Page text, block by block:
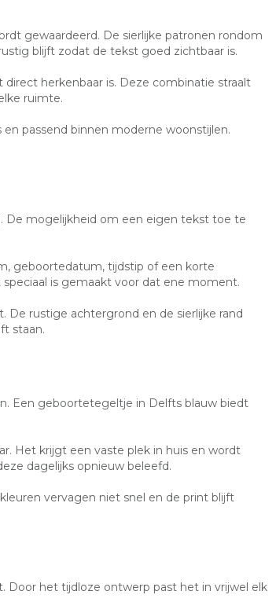
gewaardeerd. De sierlijke patronen rondom
blijft zodat de tekst goed zichtbaar is.
herkenbaar is. Deze combinatie straalt
ruimte.
passend binnen moderne woonstijlen.
De mogelijkheid om een eigen tekst toe te
geboortedatum, tijdstip of een korte
is gemaakt voor dat ene moment.
rustige achtergrond en de sierlijke rand
staan.
Een geboortetegeltje in Delfts blauw biedt
Het krijgt een vaste plek in huis en wordt
dagelijks opnieuw beleefd.
vervagen niet snel en de print blijft
Door het tijdloze ontwerp past het in vrijwel elk